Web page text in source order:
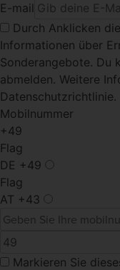
E-mail
Durch Anklicken
Informationen über
Sonderangebote. Du
abmelden. Weitere
Datenschutzrichtlinie.
Mobilnummer
+49
Flag
DE +49
Flag
AT +43
Markieren Sie